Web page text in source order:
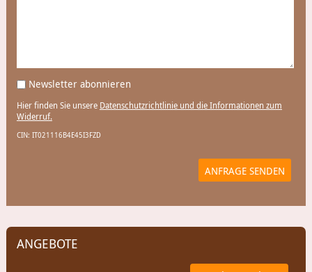
Newsletter abonnieren
Hier finden Sie unsere Datenschutzrichtlinie und die Informationen zum
Widerruf.
CIN: IT021116B4E45I3FZD
ANFRAGE SENDEN
ANGEBOTE